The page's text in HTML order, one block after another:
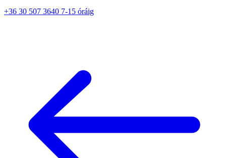
+36 30 507 3640 7-15 óráig